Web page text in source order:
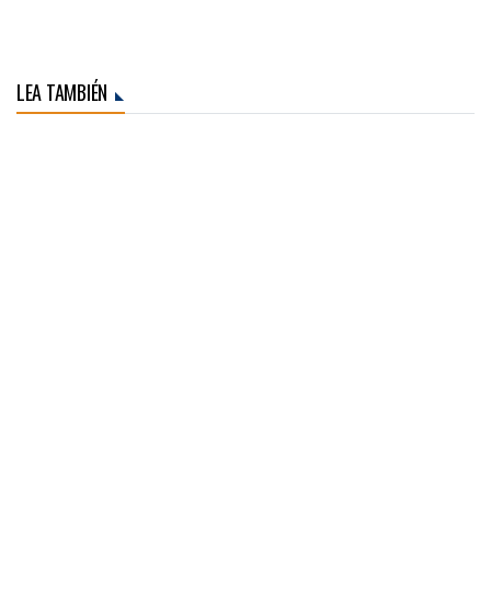
LEA TAMBIÉN